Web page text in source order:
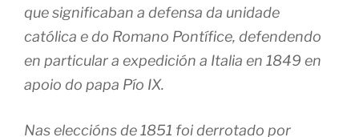
que significaban a defensa da unidade
católica e do Romano Pontífice, defendendo
en particular a expedición a Italia en 1849 en
apoio do papa Pío IX.
Nas eleccións de 1851 foi derrotado por